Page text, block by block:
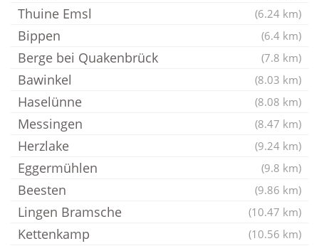
Thuine Emsl (6.24 km)
Bippen (6.4 km)
Berge bei Quakenbrück (7.8 km)
Bawinkel (8.03 km)
Haselünne (8.08 km)
Messingen (8.47 km)
Herzlake (9.24 km)
Eggermühlen (9.8 km)
Beesten (9.86 km)
Lingen Bramsche (10.47 km)
Kettenkamp (10.56 km)